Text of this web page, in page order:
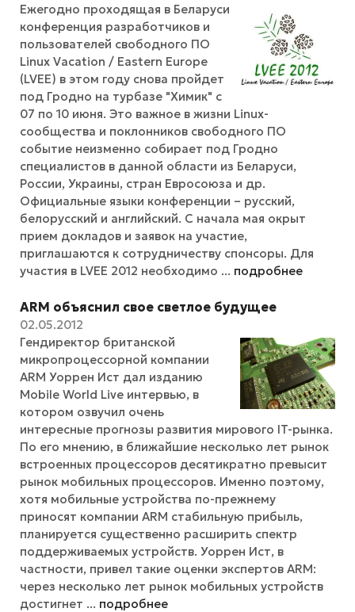
Ежегодно проходящая в Беларуси
конференция разработчиков и
пользователей свободного ПО
Linux Vacation / Eastern Europe
(LVEE) в этом году снова пройдет
под Гродно на турбазе "Химик" с
07 по 10 июня. Это важное в жизни Linux-
сообщества и поклонников свободного ПО
событие неизменно собирает под Гродно
специалистов в данной области из Беларуси,
России, Украины, стран Евросоюза и др.
Официальные языки конференции – русский,
белорусский и английский. С начала мая окрыт
прием докладов и заявок на участие,
приглашаются к сотрудничеству спонсоры. Для
участия в LVEE 2012 необходимо ... подробнее
ARM объяснил свое светлое будущее
02.05.2012
Гендиректор британской
микропроцессорной компании
ARM Уоррен Ист дал изданию
Mobile World Live интервью, в
котором озвучил очень
интересные прогнозы развития мирового IT-рынка.
По его мнению, в ближайшие несколько лет рынок
встроенных процессоров десятикратно превысит
рынок мобильных процессоров. Именно поэтому,
хотя мобильные устройства по-прежнему
приносят компании ARM стабильную прибыль,
планируется существенно расширить спектр
поддерживаемых устройств. Уоррен Ист, в
частности, привел такие оценки экспертов ARM:
через несколько лет рынок мобильных устройств
достигнет ... подробнее